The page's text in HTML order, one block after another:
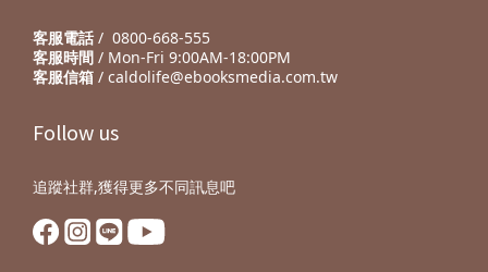
客服電話 / 0800-668-555
客服時間 / Mon-Fri 9:00AM-18:00PM
客服信箱 / caldolife@ebooksmedia.com.tw
Follow us
追蹤社群,獲得更多不同訊息吧